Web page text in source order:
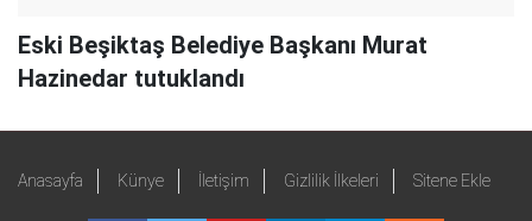
Eski Beşiktaş Belediye Başkanı Murat
Hazinedar tutuklandı
Anasayfa Künye İletişim Gizlilik İlkeleri Sitene Ekle